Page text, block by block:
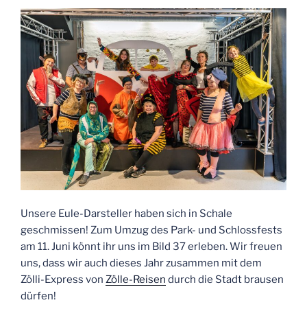
Unsere Eule-Darsteller haben sich in Schale
geschmissen! Zum Umzug des Park- und Schlossfests
am 11. Juni könnt ihr uns im Bild 37 erleben. Wir freuen
uns, dass wir auch dieses Jahr zusammen mit dem
Zölli-Express von Zölle-Reisen durch die Stadt brausen
dürfen!